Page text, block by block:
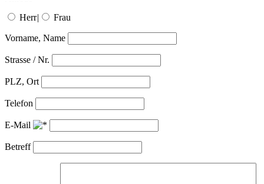
Herr| Frau
Vorname, Name
Strasse / Nr.
PLZ, Ort
Telefon
E-Mail
Betreff